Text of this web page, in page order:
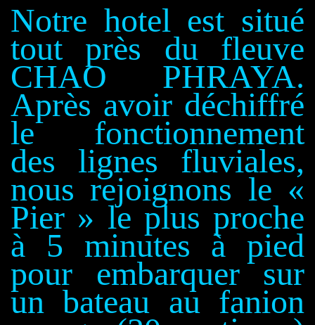
Notre hotel est situé
tout près du fleuve
CHAO PHRAYA.
Après avoir déchiffré
le fonctionnement
des lignes fluviales,
nous rejoignons le «
Pier » le plus proche
à 5 minutes à pied
pour embarquer sur
un bateau au fanion